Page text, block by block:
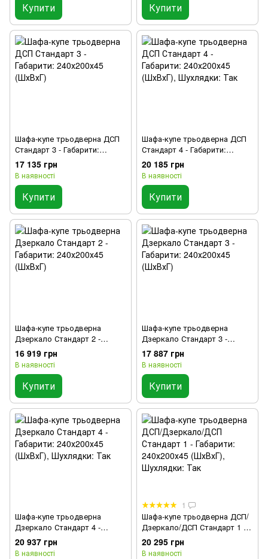
Купити Купити
Шафа-купе трьодверна ДСП
Стандарт 3 - Габарити:
240х200х45 (ШхВхГ)
17 135 грн
В наявності
Купити
Шафа-купе трьодверна ДСП
Стандарт 4 - Габарити:
240х200х45 (ШхВхГ),
Шухлядки: Так
20 185 грн
В наявності
Купити
Шафа-купе трьодверна
Дзеркало Стандарт 2 -
Габарити: 240х200х45 (ШхВхГ)
16 919 грн
В наявності
Купити
Шафа-купе трьодверна
Дзеркало Стандарт 3 -
Габарити: 240х200х45 (ШхВхГ)
17 887 грн
В наявності
Купити
Шафа-купе трьодверна
Дзеркало Стандарт 4 -
Габарити: 240х200х45 (ШхВхГ),
Шухлядки: Так
20 937 грн
В наявності
1
Шафа-купе трьодверна ДСП/
Дзеркало/ДСП Стандарт 1 -
Габарити: 240х200х45 (ШхВхГ),
Шухлядки: Так
20 295 грн
В наявності